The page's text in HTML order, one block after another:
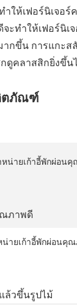
ำให้เฟอร์นิเจอ
ะทำให้เฟอร์นิ
ากขึ้น การแกะส
ดูคลาสสิกยิ่งขึ้น
ตภัณฑ์
ณภาพดี
ล้วขึ้นรูปไม้